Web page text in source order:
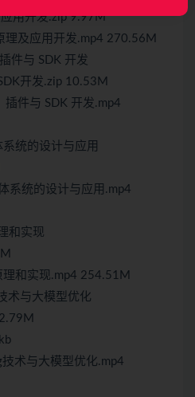
用开发.zip 9.97M
理及应用开发.mp4 270.56M
件与 SDK 开发
开发.zip 10.53M
件与 SDK 开发.mp4
统的设计与应用
系统的设计与应用.mp4
和实现
和实现.mp4 254.51M
术与大模型优化
术与大模型优化.mp4